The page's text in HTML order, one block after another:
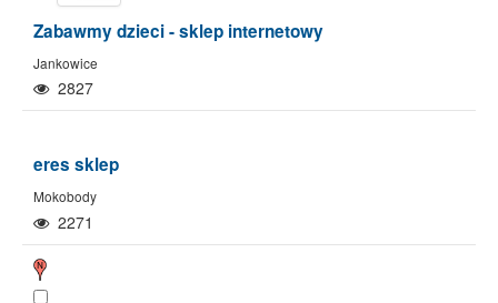
Zabawmy dzieci - sklep internetowy
Jankowice
2827
eres sklep
Mokobody
2271